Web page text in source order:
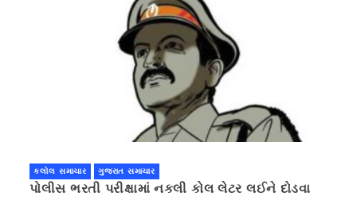
કલોલ સમાચાર ગુજરાત સમાચાર
પોલીસ ભરતી પરીક્ષામાં નકલી કોલ લેટર લઈને દોડવા